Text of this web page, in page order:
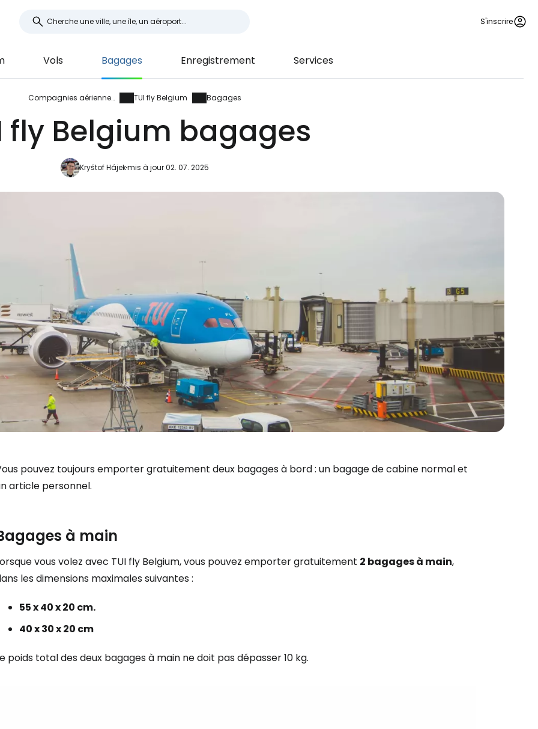
S'inscrire
Vols Bagages Enregistrement Services
Compagnies aériennes TUI fly Belgium Bagages
fly Belgium bagages
Kryštof Hájekmis à jour 02. 07. 2025
pouvez toujours emporter gratuitement deux bagages à bord : un bagage de cabine normal et
article personnel.
à main
vous volez avec TUI fly Belgium, vous pouvez emporter gratuitement 2 bagages à main,
les dimensions maximales suivantes :
55 x 40 x 20 cm.
40 x 30 x 20 cm
poids total des deux bagages à main ne doit pas dépasser 10 kg.